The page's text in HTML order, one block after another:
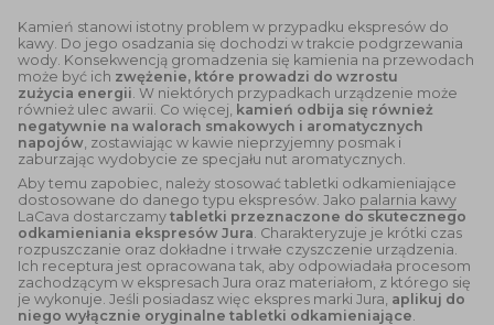
Kamień stanowi istotny problem w przypadku ekspresów do
kawy. Do jego osadzania się dochodzi w trakcie podgrzewania
wody. Konsekwencją gromadzenia się kamienia na przewodach
może być ich zwężenie, które prowadzi do wzrostu
zużycia energii. W niektórych przypadkach urządzenie może
również ulec awarii. Co więcej, kamień odbija się również
negatywnie na walorach smakowych i aromatycznych
napojów, zostawiając w kawie nieprzyjemny posmak i
zaburzając wydobycie ze specjału nut aromatycznych.
Aby temu zapobiec, należy stosować tabletki odkamieniające
dostosowane do danego typu ekspresów. Jako palarnia kawy
LaCava dostarczamy tabletki przeznaczone do skutecznego
odkamieniania ekspresów Jura . Charakteryzuje je krótki czas
rozpuszczanie oraz dokładne i trwałe czyszczenie urządzenia.
Ich receptura jest opracowana tak, aby odpowiadała procesom
zachodzącym w ekspresach Jura oraz materiałom, z którego się
je wykonuje. Jeśli posiadasz więc ekspres marki Jura, aplikuj do
niego wyłącznie oryginalne tabletki odkamieniające